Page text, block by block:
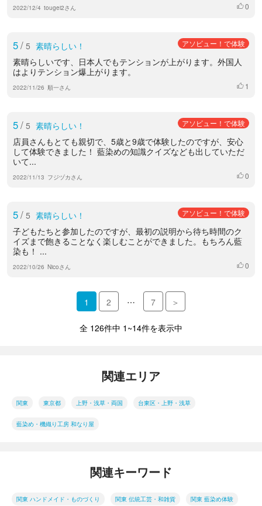
2022/12/4 tougei2さん いいね
0
5/ 5 素晴らしい！ アソビュー！で体験
素晴らしいです、日本人でもテンションが上がります。外国人
はよりテンション爆上がります。
2022/11/26 順一さん いいね
1
5/ 5 素晴らしい！ アソビュー！で体験
店員さんもとても親切で、5歳と9歳で体験したのですが、安心
して体験できました！ 藍染めの知識クイズなども出していただ
いて...
2022/11/13 フジヅカさん いいね
0
5/ 5 素晴らしい！ アソビュー！で体験
子どもたちと参加したのですが、最初の説明から待ち時間のク
イズまで飽きることなく楽しむことができました。もちろん藍
染も！ ...
2022/10/26 Nicoさん いいね
0
1 2 … 7 ＞
全 126件中 1~14件を表示中
関連エリア
関東 東京都 上野・浅草・両国 台東区・上野・浅草
藍染め・機織り工房 和なり屋
関連キーワード
関東 ハンドメイド・ものづくり 関東 伝統工芸・和雑貨 関東 藍染め体験